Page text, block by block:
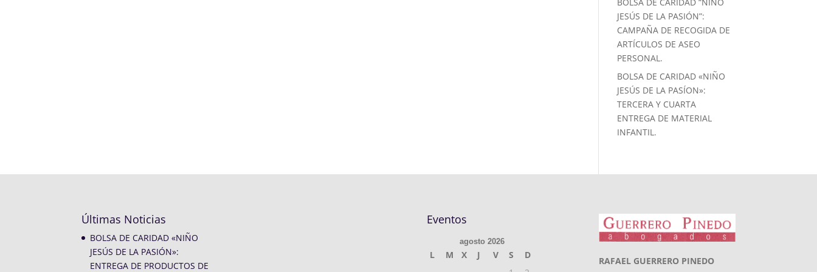
JESÚS DE LA PASIÓN”:
CAMPAÑA DE RECOGIDA DE
ARTÍCULOS DE ASEO
PERSONAL.
BOLSA DE CARIDAD «NIÑO
JESÚS DE LA PASÍON»:
TERCERA Y CUARTA
ENTREGA DE MATERIAL
INFANTIL.
Últimas Noticias
BOLSA DE CARIDAD «NIÑO
JESÚS DE LA PASIÓN»:
ENTREGA DE PRODUCTOS DE
Eventos
agosto 2026
L M X J V S
D
RAFAEL GUERRERO PINEDO